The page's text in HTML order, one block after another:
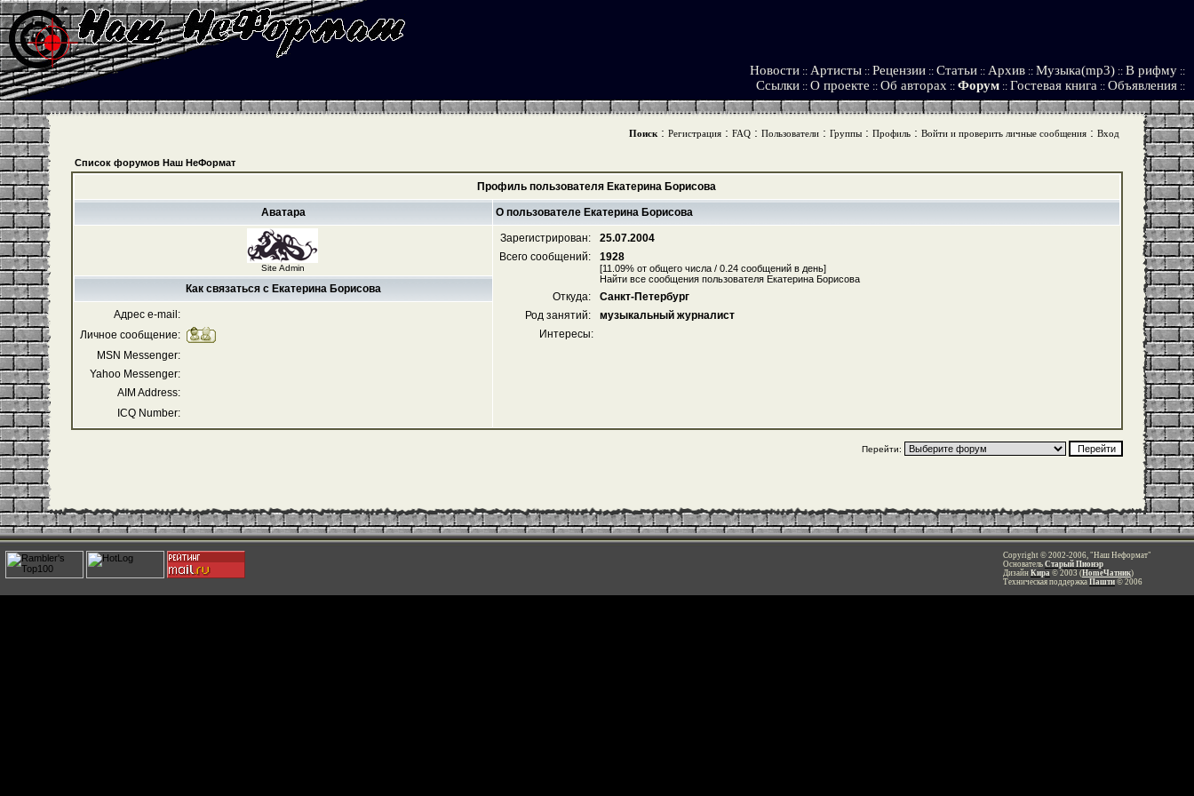
Новости :: Артисты :: Рецензии :: Статьи :: Архив :: Музыка(mp3) :: В рифму ::
Ссылки :: О проекте :: Об авторах :: Форум :: Гостевая книга :: Объявления ::
Поиск: Регистрация: FAQ: Пользователи: Группы: Профиль: Войти и проверить личные сообщения: Вход
Список форумов Наш НеФормат
Профиль пользователя Екатерина Борисова
Аватара О пользователе Екатерина Борисова
Site Admin
Зарегистрирован:
25.07.2004
Всего сообщений:
1928
[11.09% от общего числа / 0.24 сообщений в день]
Найти все сообщения пользователя Екатерина Борисова
Откуда:
Санкт-Петербург
Род занятий:
музыкальный журналист
Интересы:
Как связаться с Екатерина Борисова
Адрес e-mail:
Личное сообщение:
MSN Messenger:
Yahoo Messenger:
AIM Address:
ICQ Number:
Перейти:
Copyright © 2002-2006, "Наш Неформат"
Основатель Старый Пионэр
Дизайн Кира © 2003 (HomeЧатник)
Техническая поддержка Пашти © 2006